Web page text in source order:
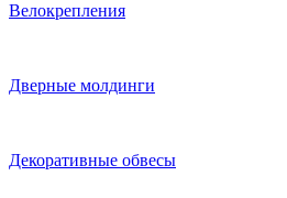
Велокрепления
Дверные молдинги
Декоративные обвесы